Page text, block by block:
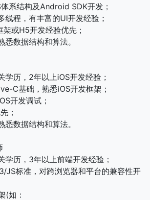
系结构及Android SDK开发；
线程，有丰富的UI开发经验；
或H5开发经验优先；
悉数据结构和算法。
学历，2年以上iOS开发经验；
C基础，熟悉iOS开发框架；
开发调试；
；
悉数据结构和算法。
学历，3年以上前端开发经验；
JS标准，对跨浏览器和平台的兼容性开
(如：